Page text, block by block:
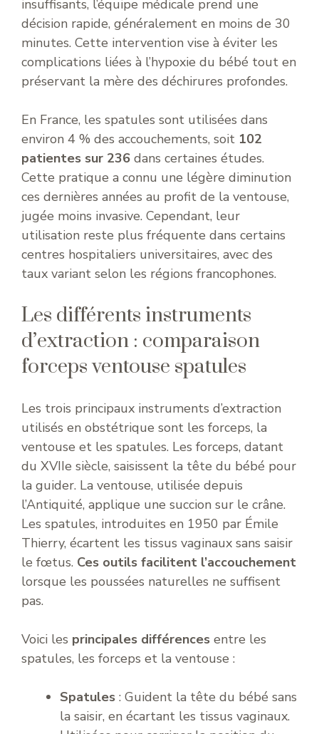
insuffisants, l’équipe médicale prend une
décision rapide, généralement en moins de 30
minutes. Cette intervention vise à éviter les
complications liées à l’hypoxie du bébé tout en
préservant la mère des déchirures profondes.
En France, les spatules sont utilisées dans
environ 4 % des accouchements, soit 102
patientes sur 236 dans certaines études.
Cette pratique a connu une légère diminution
ces dernières années au profit de la ventouse,
jugée moins invasive. Cependant, leur
utilisation reste plus fréquente dans certains
centres hospitaliers universitaires, avec des
taux variant selon les régions francophones.
Les différents instruments
d’extraction : comparaison
forceps ventouse spatules
Les trois principaux instruments d’extraction
utilisés en obstétrique sont les forceps, la
ventouse et les spatules. Les forceps, datant
du XVIIe siècle, saisissent la tête du bébé pour
la guider. La ventouse, utilisée depuis
l’Antiquité, applique une succion sur le crâne.
Les spatules, introduites en 1950 par Émile
Thierry, écartent les tissus vaginaux sans saisir
le fœtus. Ces outils facilitent l’accouchement
lorsque les poussées naturelles ne suffisent
pas.
Voici les principales différences entre les
spatules, les forceps et la ventouse :
Spatules : Guident la tête du bébé sans
la saisir, en écartant les tissus vaginaux.